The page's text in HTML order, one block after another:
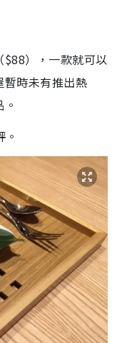
），一款就可以
時未有推出熱